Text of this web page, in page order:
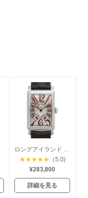
★★★★★ （5.0)
¥283,800
詳細を見る